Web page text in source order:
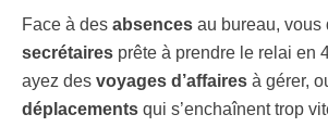
Face à des absences au bureau, vous
secrétaires prête à prendre le relai en
ayez des voyages d’affaires à gérer,
déplacements qui s’enchaînent trop